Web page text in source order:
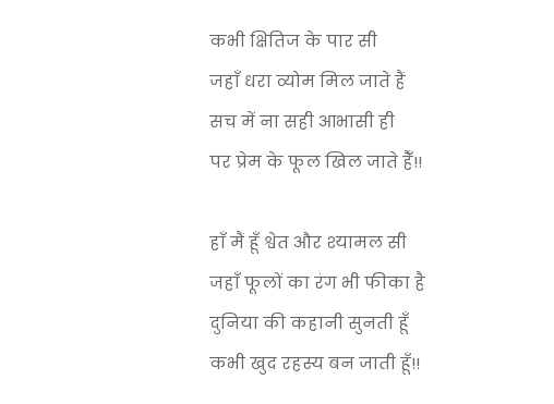
कभी क्षितिज के पार सी
जहाँ धरा व्योम मिल जाते हैं
सच में ना सही आभासी ही
पर प्रेम के फूल खिल जाते हैँ!!
हाँ मैं हूँ श्वेत और श्यामल सी
जहाँ फूलों का रंग भी फीका है
दुनिया की कहानी सुनती हूँ
कभी खुद रहस्य बन जाती हूँ!!